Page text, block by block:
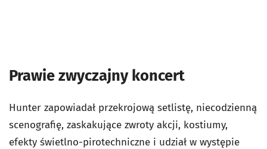
Prawie zwyczajny koncert
Hunter zapowiadał przekrojową setlistę, niecodzienną
scenografię, zaskakujące zwroty akcji, kostiumy,
efekty świetlno-pirotechniczne i udział w występie